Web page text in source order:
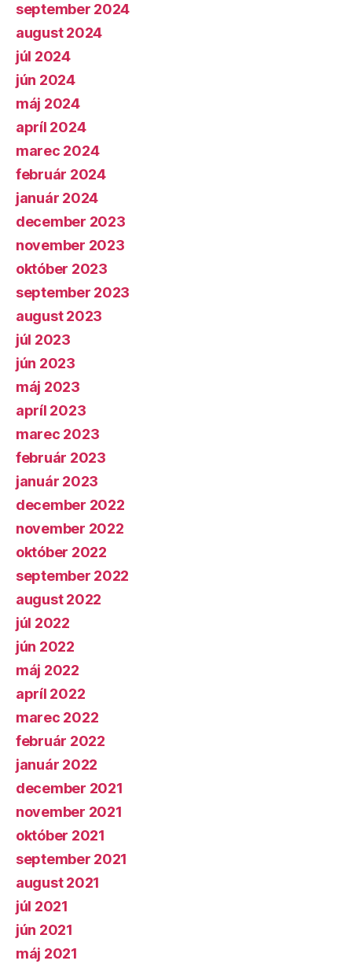
september 2024
august 2024
júl 2024
jún 2024
máj 2024
apríl 2024
marec 2024
február 2024
január 2024
december 2023
november 2023
október 2023
september 2023
august 2023
júl 2023
jún 2023
máj 2023
apríl 2023
marec 2023
február 2023
január 2023
december 2022
november 2022
október 2022
september 2022
august 2022
júl 2022
jún 2022
máj 2022
apríl 2022
marec 2022
február 2022
január 2022
december 2021
november 2021
október 2021
september 2021
august 2021
júl 2021
jún 2021
máj 2021